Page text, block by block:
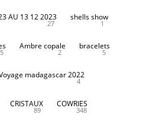
AU 13 12 2023
27
shells show
1
Ambre copale
2
bracelets
5
madagascar 2022
4
CRISTAUX
89
COWRIES
348